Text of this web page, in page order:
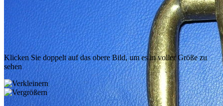
Klicken Sie doppelt auf das obere Bild, um es in voller Größe zu
sehen